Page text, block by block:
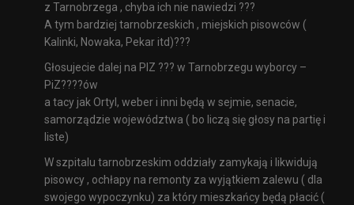
z Tarnobrzega , chyba ich nie nawiedzi ???
A tym bardziej tarnobrzeskich , miejskich pisowców (
Kalinki, Nowaka, Pekar itd)???
Głosujecie dalej na PIZ ??? w Tarnobrzegu wyborcy –
PiZ????ów
a tacy jak Ortyl, weber i inni będą w sejmie, senacie,
samorządzie województwa ( bo liczą się głosy na partię i
liste)
W szpitalu tarnobrzeskim oddziały zamykają i likwidują
pisowcy , ochłapy na remonty za wyjątkiem zalewu ( dla
swojego wypoczynku) za który mieszkańcy będą płacić (